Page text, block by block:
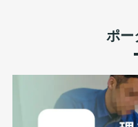
ポー